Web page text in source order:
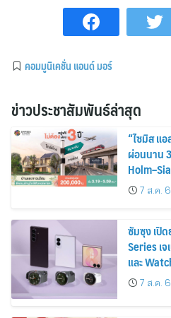
คอมมูนิเคชั่น แอนด์ มอร์
ข่าวประชาสัมพันธ์ล่าสุด
“ไซมิส แ
ผ่อนนาน
ส่วนลดแล
2569
7 ส.ค.
ซัมซุง เปิ
Series เ
และ
30%7 ส.ค.